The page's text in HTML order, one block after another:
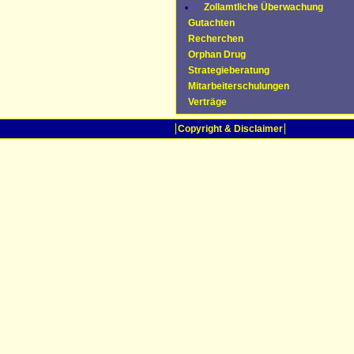
Zollamtliche Überwachung
Gutachten
Recherchen
Orphan Drug
Strategieberatung
Mitarbeiterschulungen
Verträge
Copyright & Disclaimer